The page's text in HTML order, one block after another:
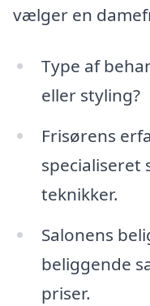
vælger en
Type af
eller styling?
Frisørens
specialiseret
teknikker.
Salonens
beliggende
priser.